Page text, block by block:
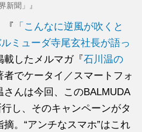
新聞」』
『
「こんなに逆風が吹くと
ミューダ寺尾玄社長が語っ
載したメルマガ『石川温の
者でケータイ／スマートフォ
んは今回、このBALMUDA
し、そのキャンペーンがタ
。“アンチなスマホ”はこれ